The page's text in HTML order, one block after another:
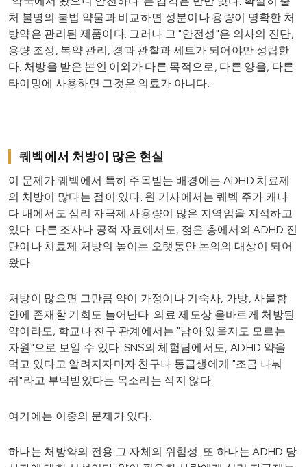
처 불명의 불법 약물과 비교하면 성분이나 용량이 명확한 처
방약은 관리된 제품이다. 그러나 그 "안전성"은 의사의 진단,
용량 조정, 복약 관리, 경과 관찰과 세트가 되어야만 성립한
다. 처방을 받은 본인 이외가 다른 목적으로, 다른 양을, 다른
타이밍에 사용하면 그것은 의료가 아니다.
퀘벡에서 처방이 많은 현실
이 문제가 퀘벡에서 특히 주목받는 배경에는 ADHD 치료제
의 처방이 많다는 점이 있다. 원 기사에서는 퀘벡 주가 캐나
다 내에서도 심리 자극제 사용량이 많은 지역임을 지적하고
있다. 다른 조사나 공적 자료에서도, 젊은 층에서의 ADHD 진
단이나 치료제 처방의 높이는 오랫동안 논의의 대상이 되어
왔다.
처방이 많으면 그만큼 약이 가정이나 기숙사, 가방, 사물함
안에 존재할 기회도 늘어난다. 의료 제도상 올바르게 처방된
약이라도, 학교나 친구 관계에서는 "남아 있을지도 모르는
자원"으로 보일 수 있다. SNS의 체험담에서도, ADHD 약을
먹고 있다고 알려지자마자 친구나 동급생에게 "조금 나눠
줘"라고 부탁받았다는 목소리는 적지 않다.
여기에는 이중의 문제가 있다.
하나는 처방약의 전용 그 자체의 위험성. 또 하나는 ADHD 당